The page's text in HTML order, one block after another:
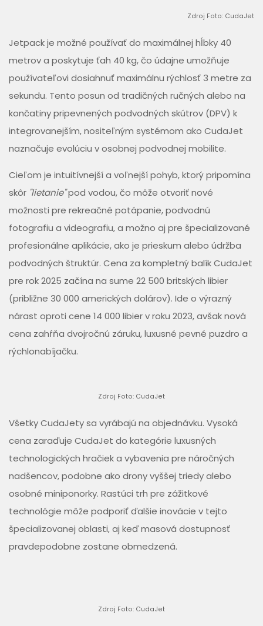
Zdroj Foto: CudaJet
Jetpack je možné používať do maximálnej hĺbky 40
metrov a poskytuje ťah 40 kg, čo údajne umožňuje
používateľovi dosiahnuť maximálnu rýchlosť 3 metre za
sekundu. Tento posun od tradičných ručných alebo na
končatiny pripevnených podvodných skútrov (DPV) k
integrovanejším, nositeľným systémom ako CudaJet
naznačuje evolúciu v osobnej podvodnej mobilite.
Cieľom je intuitívnejší a voľnejší pohyb, ktorý pripomína
skôr "lietanie"pod vodou, čo môže otvoriť nové
možnosti pre rekreačné potápanie, podvodnú
fotografiu a videografiu, a možno aj pre špecializované
profesionálne aplikácie, ako je prieskum alebo údržba
podvodných štruktúr. Cena za kompletný balík CudaJet
pre rok 2025 začína na sume 22 500 britských libier
(približne 30 000 amerických dolárov). Ide o výrazný
nárast oproti cene 14 000 libier v roku 2023, avšak nová
cena zahŕňa dvojročnú záruku, luxusné pevné puzdro a
rýchlonabíjačku.
Zdroj Foto: CudaJet
Všetky CudaJety sa vyrábajú na objednávku. Vysoká
cena zaraďuje CudaJet do kategórie luxusných
technologických hračiek a vybavenia pre náročných
nadšencov, podobne ako drony vyššej triedy alebo
osobné miniponorky. Rastúci trh pre zážitkové
technológie môže podporiť ďalšie inovácie v tejto
špecializovanej oblasti, aj keď masová dostupnosť
pravdepodobne zostane obmedzená.
Zdroj Foto: CudaJet